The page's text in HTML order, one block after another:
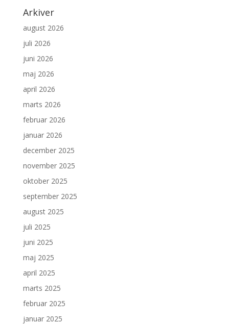
Arkiver
august 2026
juli 2026
juni 2026
maj 2026
april 2026
marts 2026
februar 2026
januar 2026
december 2025
november 2025
oktober 2025
september 2025
august 2025
juli 2025
juni 2025
maj 2025
april 2025
marts 2025
februar 2025
januar 2025